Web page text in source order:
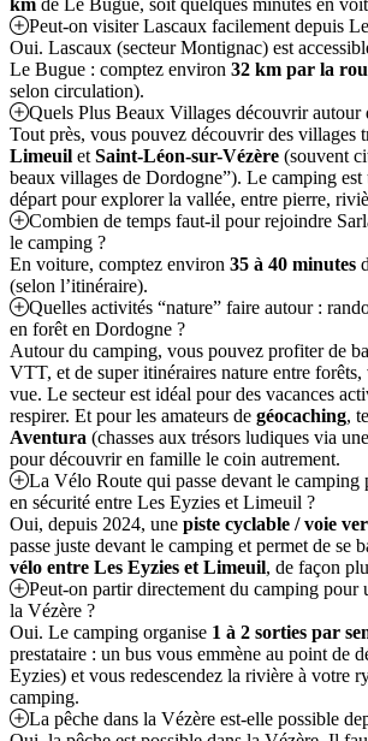
Peut-on visiter Lascaux facilement depuis
Oui. Lascaux (secteur Montignac) est
Le Bugue : comptez environ 32 km par la
selon circulation).
Quels Plus Beaux Villages découvrir autour
Tout près, vous pouvez découvrir des villages
Limeuil et Saint-Léon-sur-Vézère (souvent
beaux villages de Dordogne”). Le camping
départ pour explorer la vallée, entre pierre,
Combien de temps faut-il pour rejoindre
le camping ?
En voiture, comptez environ 35 à 40 minutes
(selon l’itinéraire).
Quelles activités “nature” faire autour :
en forêt en Dordogne ?
Autour du camping, vous pouvez profiter de
VTT, et de super itinéraires nature entre forêts,
vue. Le secteur est idéal pour des vacances
respirer. Et pour les amateurs de géocaching,
Aventura (chasses aux trésors ludiques via
pour découvrir en famille le coin autrement.
La Vélo Route qui passe devant le camping
en sécurité entre Les Eyzies et Limeuil ?
Oui, depuis 2024, une piste cyclable / voie
passe juste devant le camping et permet de se
vélo entre Les Eyzies et Limeuil, de façon
Peut-on partir directement du camping pour
la Vézère ?
Oui. Le camping organise 1 à 2 sorties par
prestataire : un bus vous emmène au point de
Eyzies) et vous redescendez la rivière à votre
camping.
La pêche dans la Vézère est-elle possible